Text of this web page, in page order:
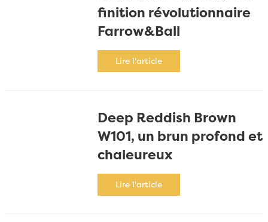
finition révolutionnaire
Farrow&Ball
Lire l'article
Deep Reddish Brown
W101, un brun profond et
chaleureux
Lire l'article